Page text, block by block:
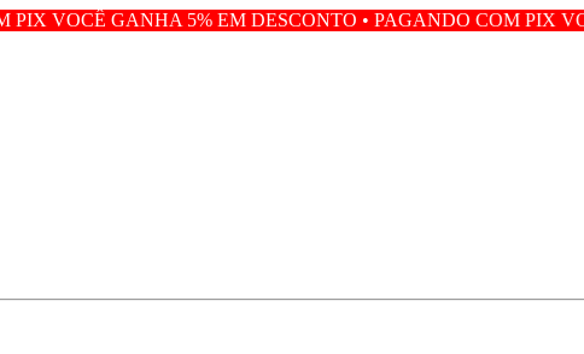
5% EM DESCONTO • PAGANDO COM PIX VOCÊ